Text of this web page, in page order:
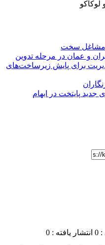
لوکاکو
مشاغل سخت
و عمان در مرحله تدوین
برای پایش زیرساخت‌های
پایتخت در ابهام
انتشار یافته : 0